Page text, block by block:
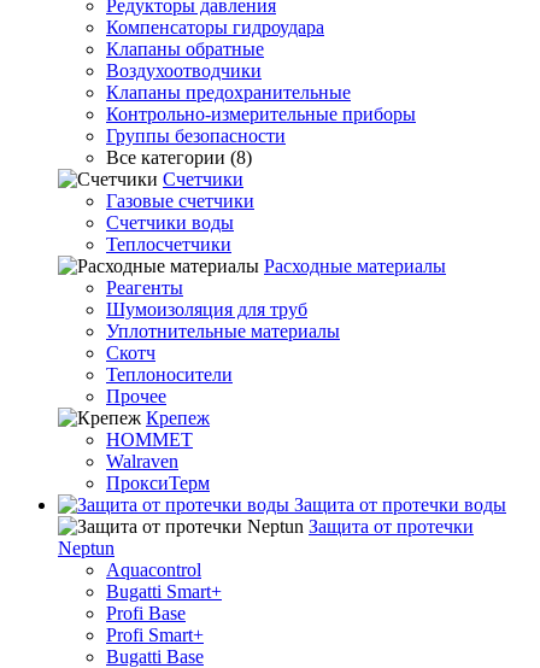
Редукторы давления
Компенсаторы гидроудара
Клапаны обратные
Воздухоотводчики
Клапаны предохранительные
Контрольно-измерительные приборы
Группы безопасности
Все категории (8)
Счетчики
Газовые счетчики
Счетчики воды
Теплосчетчики
Расходные материалы
Реагенты
Шумоизоляция для труб
Уплотнительные материалы
Скотч
Теплоносители
Прочее
Крепеж
HOMMET
Walraven
ПроксиТерм
Защита от протечки воды
Защита от протечки
Neptun
Aquacontrol
Bugatti Smart+
Profi Base
Profi Smart+
Bugatti Base